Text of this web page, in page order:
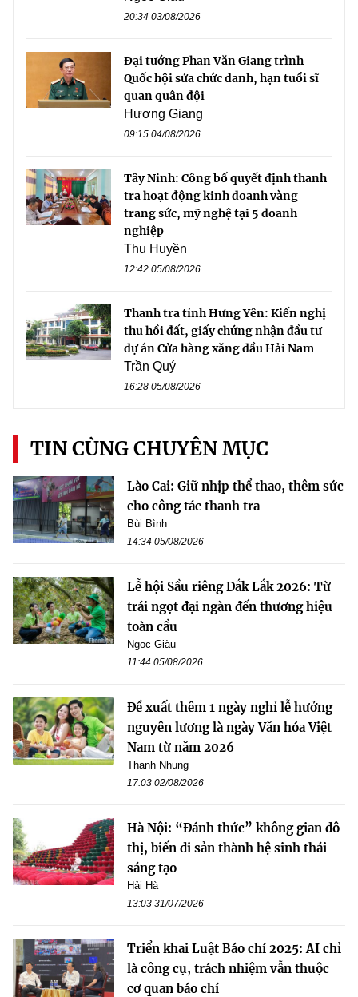
20:34 03/08/2026
Đại tướng Phan Văn Giang trình
Quốc hội sửa chức danh, hạn tuổi sĩ
quan quân đội
Hương Giang
09:15 04/08/2026
Tây Ninh: Công bố quyết định thanh
tra hoạt động kinh doanh vàng
trang sức, mỹ nghệ tại 5 doanh
nghiệp
Thu Huyền
12:42 05/08/2026
Thanh tra tỉnh Hưng Yên: Kiến nghị
thu hồi đất, giấy chứng nhận đầu tư
dự án Cửa hàng xăng dầu Hải Nam
Trần Quý
16:28 05/08/2026
TIN CÙNG CHUYÊN MỤC
Lào Cai: Giữ nhịp thể thao, thêm sức
cho công tác thanh tra
Bùi Bình
14:34 05/08/2026
Lễ hội Sầu riêng Đắk Lắk 2026: Từ
trái ngọt đại ngàn đến thương hiệu
toàn cầu
Ngọc Giàu
11:44 05/08/2026
Đề xuất thêm 1 ngày nghỉ lễ hưởng
nguyên lương là ngày Văn hóa Việt
Nam từ năm 2026
Thanh Nhung
17:03 02/08/2026
Hà Nội: “Đánh thức” không gian đô
thị, biến di sản thành hệ sinh thái
sáng tạo
Hải Hà
13:03 31/07/2026
Triển khai Luật Báo chí 2025: AI chỉ
là công cụ, trách nhiệm vẫn thuộc
cơ quan báo chí